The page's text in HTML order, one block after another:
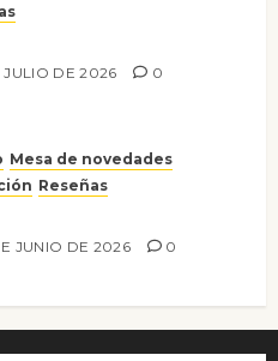
JULIO DE 2026 0
Mesa de novedades
Reseñas
JUNIO DE 2026 0